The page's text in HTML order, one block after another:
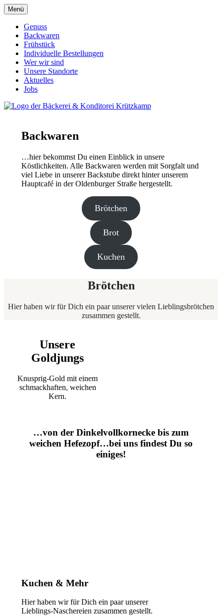
Menü
Genuss
Backwaren
Frühstück
Individuelle Bestellungen
Wer wir sind
Unsere Standorte
Aktuelles
Jobs
Backwaren
…hier bekommst Du einen Einblick in unsere
Köstlichkeiten. Alle Backwaren werden mit Sorgfalt und
viel Liebe in unserer Backstube direkt hinter unserem
Hauptcafé in der Oldenburger Straße hergestellt.
Brötchen
Brot
Kuchen
Brötchen
Hier haben wir für Dich ein paar unserer vielen Lieblingsbrötchen
zusammen gestellt.
Unsere
Goldjungs
Knusprig-Gold mit einem
schmackhaften, weichen
Kern.
…von der Dinkelvollkornecke bis zum
weichen Hefezopf…bei uns findest Du so
einiges!
Kuchen & Mehr
Hier haben wir für Dich ein paar unserer
Lieblings-Naschereien zusammen gestellt.